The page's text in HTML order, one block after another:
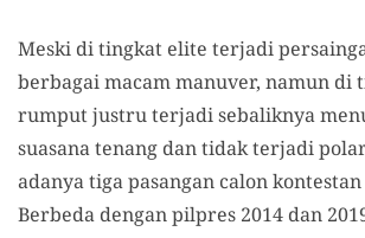
Meski di tingkat elite terjadi
berbagai macam manuver, namun di
rumput justru terjadi sebaliknya
suasana tenang dan tidak terjadi
adanya tiga pasangan calon
Berbeda dengan pilpres 2014 dan